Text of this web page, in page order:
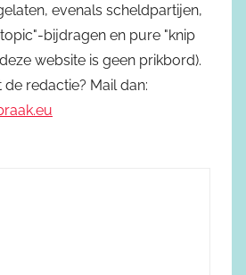
evenals scheldpartijen,
bijdragen en pure "knip
website is geen prikbord).
redactie? Mail dan: